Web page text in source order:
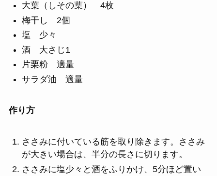
大葉（しその葉） 4枚
梅干し 2個
塩 少々
酒 大さじ1
片栗粉 適量
サラダ油 適量
作り方
ささみに付いている筋を取り除きます。ささみ
が大きい場合は、半分の長さに切ります。
ささみに塩少々と酒をふりかけ、5分ほど置い